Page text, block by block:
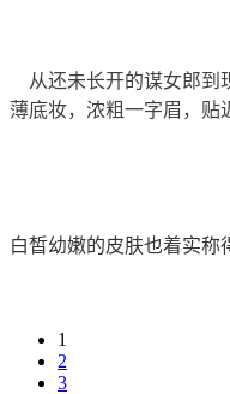
从还未长开的谋女郎到
薄底妆，浓粗一字眉，贴
白皙幼嫩的皮肤也着实称
1
2
3